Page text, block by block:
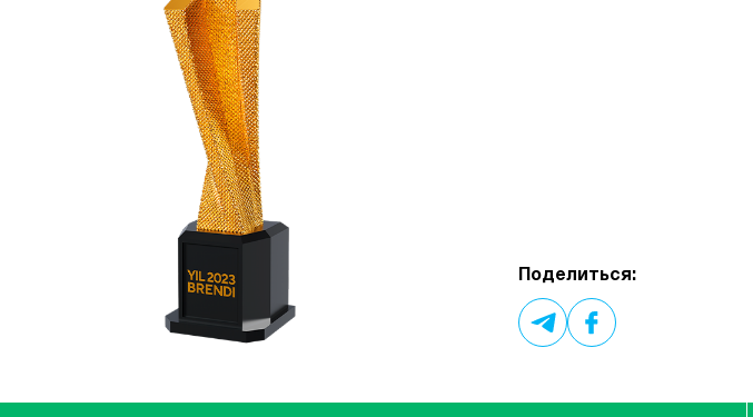
Поделиться: